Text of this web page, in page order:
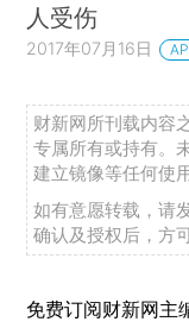
人受伤
2017年07月16日
财新网所刊载内容
专属所有或持有。
建立镜像等任何使用
如有意愿转载，请
确认及授权后，方
免费订阅财新网主